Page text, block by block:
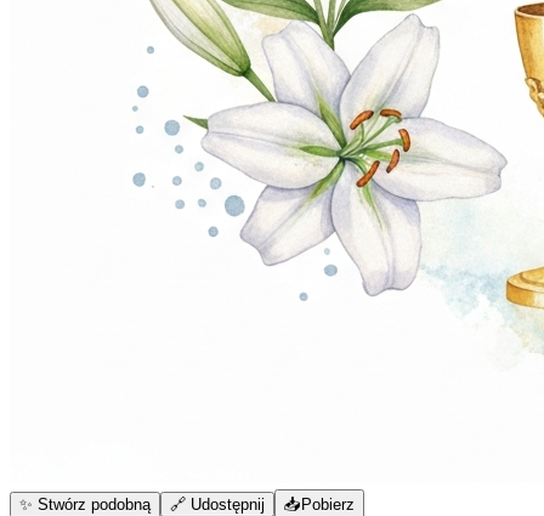
✨ Stwórz podobną 🔗 Udostępnij 📥 Pobierz